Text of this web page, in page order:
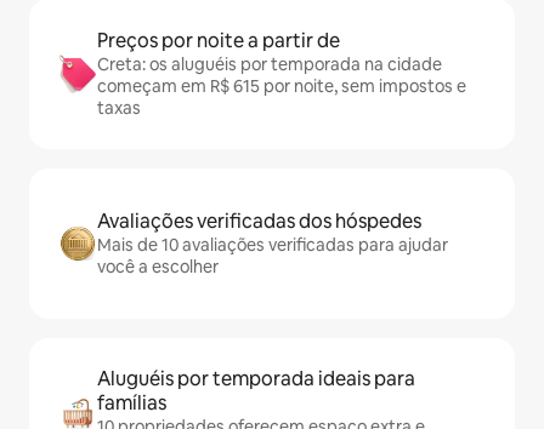
Preços por noite a partir de
Creta: os aluguéis por temporada na cidade
começam em R$ 615 por noite, sem impostos e
taxas
Avaliações verificadas dos hóspedes
Mais de 10 avaliações verificadas para ajudar
você a escolher
Aluguéis por temporada ideais para
famílias